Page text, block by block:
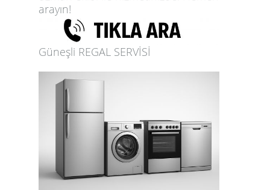
arayın!
Güneşli REGAL SERVİSİ